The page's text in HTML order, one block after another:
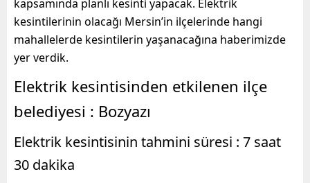
kapsamında planlı kesinti yapacak. Elektrik
kesintilerinin olacağı Mersin’in ilçelerinde hangi
mahallelerde kesintilerin yaşanacağına haberimizde
yer verdik.
Elektrik kesintisinden etkilenen ilçe
belediyesi : Bozyazı
Elektrik kesintisinin tahmini süresi : 7 saat
30 dakika